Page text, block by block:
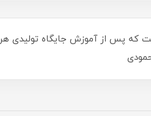
تولیدی می باشد. در کتاب فرهنگ مصور همخوان ها 1 تلاش بر آن است که پس از آموزش جایگاه تولیدی هر